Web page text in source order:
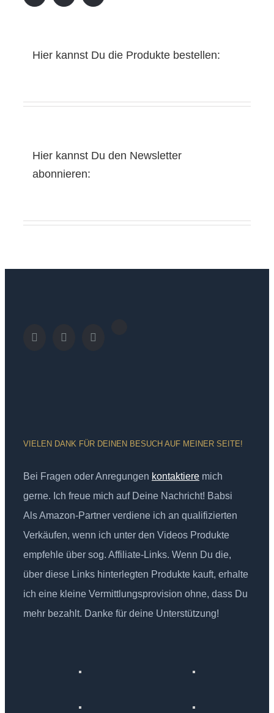
Hier kannst Du die Produkte bestellen:
Hier kannst Du den Newsletter
abonnieren:
VIELEN DANK FÜR DEINEN BESUCH AUF MEINER SEITE!
Bei Fragen oder Anregungen kontaktiere mich
gerne. Ich freue mich auf Deine Nachricht! Babsi
Als Amazon-Partner verdiene ich an qualifizierten
Verkäufen, wenn ich unter den Videos Produkte
empfehle über sog. Affiliate-Links. Wenn Du die,
über diese Links hinterlegten Produkte kauft, erhalte
ich eine kleine Vermittlungsprovision ohne, dass Du
mehr bezahlt. Danke für deine Unterstützung!